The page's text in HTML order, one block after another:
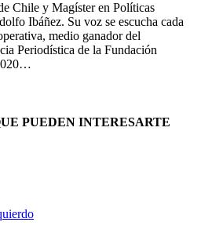
Chile y Magíster en Políticas
Ibáñez. Su voz se escucha cada
medio ganador del
Periodística de la Fundación
PUEDEN INTERESARTE